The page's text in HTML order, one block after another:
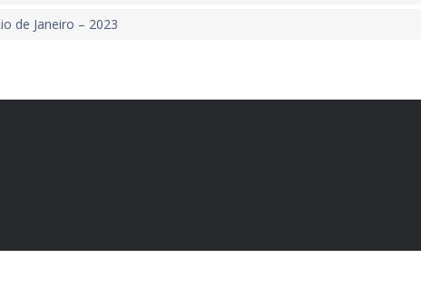
de Janeiro – 2023